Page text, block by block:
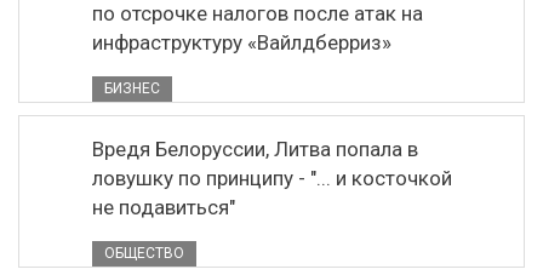
по отсрочке налогов после атак на
инфраструктуру «Вайлдберриз»
БИЗНЕС
Вредя Белоруссии, Литва попала в
ловушку по принципу - "... и косточкой
не подавиться"
ОБЩЕСТВО